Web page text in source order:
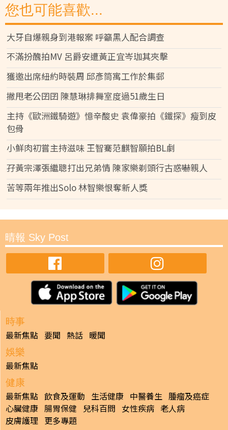
您也可能喜歡...
大牙自爆親身到港報案 呼籲黑人配合調查
不滿扮醜拍MV 呂爵安遭黃正宜岑珈其夾擊
獲邀出席紐約時裝周 邱彥筒寓工作於集郵
撇甩老公囝囝 陳慧琳排舞室度過51歲生日
主持《歐洲鐵騎遊》憶辛酸史 袁偉豪拍《鐵探》瘦到皮
包骨
小鮮肉初嘗主持滋味 王智騫范麒智願拍BL劇
孖黃宗澤張繼聰打出兄弟情 陳家樂剃頭行古惑嚇親人
苦等兩年推出Solo 林智樂恨奪新人獎
晴報 Sky Post
時事
最新焦點 要聞 熱話 暖聞
娛樂
最新焦點
健康
最新焦點 飲食及運動 生活健康 中醫養生 腫瘤及癌症
心臟健康 腸胃保健 兒科百問 女性疾病 老人病
皮膚護理 更多專題